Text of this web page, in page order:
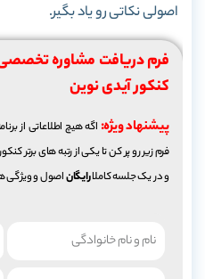
اصولی نکاتی رو یاد بگیر.
فرم دریافت مشاوره تخصصی
کنکور آیدی نوین
پیشنهاد ویژه: اگه هیچ اطلاعاتی از
فرم زیر رو پر کن تا یکی از رتبه های برتر
و در یک جلسه کاملارایگاناصول و ویژگی